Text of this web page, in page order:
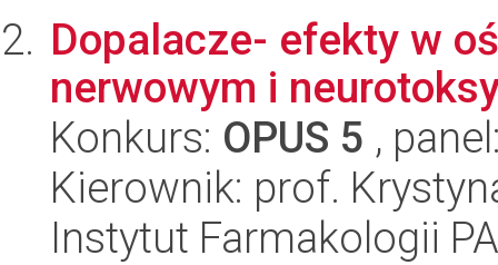
Dopalacze- efekty w
nerwowym i
Konkurs: OPUS 5 ,
Kierownik: prof.
Instytut Farmakologii